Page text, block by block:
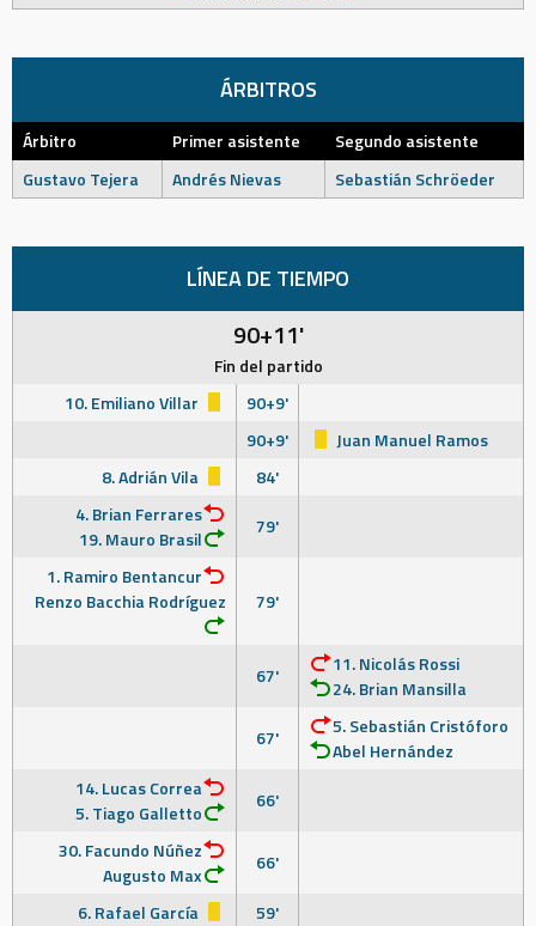
ÁRBITROS
Árbitro Primer asistente
Segundo asistente
Gustavo Tejera
Andrés Nievas Sebastián Schröeder
LÍNEA DE TIEMPO
90+11'
Fin del partido
10. Emiliano Villar
90+9'
90+9'
Juan Manuel Ramos
8. Adrián Vila
84'
4. Brian Ferrares
19. Mauro Brasil
79'
1. Ramiro Bentancur
Renzo Bacchia Rodríguez
79'
67'
11. Nicolás Rossi
24. Brian Mansilla
67'
5. Sebastián Cristóforo
Abel Hernández
14. Lucas Correa
5. Tiago Galletto
66'
30. Facundo Núñez
Augusto Max
66'
6. Rafael García
59'